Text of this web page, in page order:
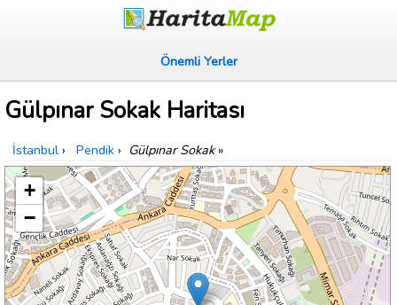
Önemli Yerler
Gülpınar Sokak Haritası
İstanbul › Pendik › Gülpınar Sokak»
+
−